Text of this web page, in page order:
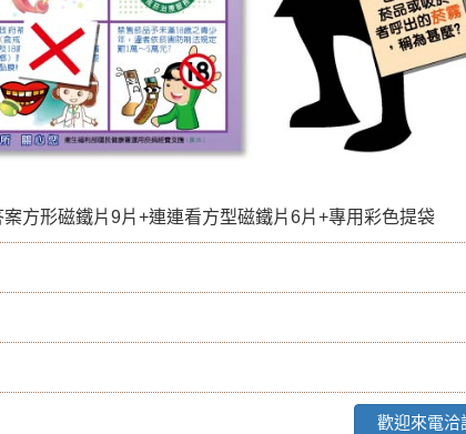
方形磁鐵片9片+連連看方型磁鐵片6片+專用彩色提袋
歡迎來電洽